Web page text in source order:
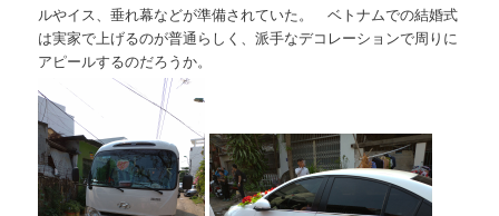
ルやイス、垂れ幕などが準備されていた。 ベトナムでの結婚式
は実家で上げるのが普通らしく、派手なデコレーションで周りに
アピールするのだろうか。